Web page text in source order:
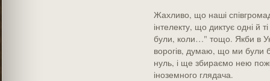
Жахливо, що наші
інтелекту, що диктує одні й
були, коли…" тощо. Якби в
ворогів, думаю, що ми були
нуль, і ще збираємо нею
іноземного глядача.